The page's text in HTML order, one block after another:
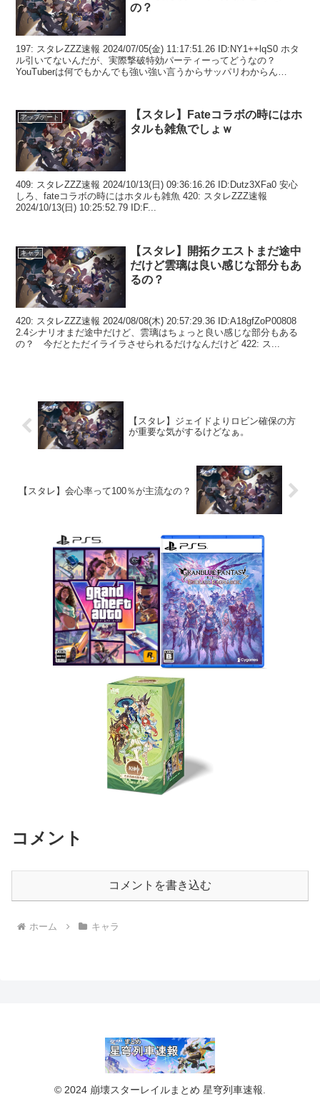
の？
197: スタレZZZ速報 2024/07/05(金) 11:17:51.26 ID:NY1++lqS0 ホタ
ル引いてないんだが、実際撃破特効パーティーってどうなの？
YouTuberは何でもかんでも強い強い言うからサッパリわからん
アップデート
【スタレ】Fateコラボの時にはホ
タルも雑魚でしょｗ
409: スタレZZZ速報 2024/10/13(日) 09:36:16.26 ID:Dutz3XFa0 安心
しろ、fateコラボの時にはホタルも雑魚 420: スタレZZZ速報
2024/10/13(日) 10:25:52.79 ID:F...
キャラ
【スタレ】開拓クエストまだ途中
だけど雲璃は良い感じな部分もあ
るの？
420: スタレZZZ速報 2024/08/08(木) 20:57:29.36 ID:A18gfZoP00808
2.4シナリオまだ途中だけど、雲璃はちょっと良い感じな部分もある
の？ 今だとただイライラさせられるだけなんだけど 422: ス...
【スタレ】ジェイドよりロビン確保の方
が重要な気がするけどなぁ。
【スタレ】会心率って100％が主流なの？
コメント
コメントを書き込む
ホーム キャラ
© 2024 崩壊スターレイルまとめ 星穹列車速報.